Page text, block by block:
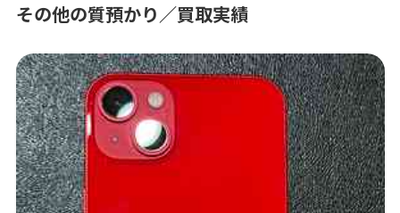
その他の質預かり／買取実績